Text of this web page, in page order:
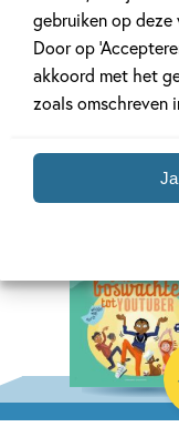
gebruiken op deze
Door op
akkoord met het
zoals omschreven
De giraffe, de
ik
Roald Dahl
Hardcover